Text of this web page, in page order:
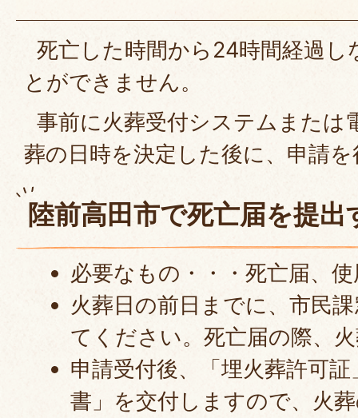
死亡した時間から24時間経過し
とができません。
事前に火葬受付システムまたは
葬の日時を決定した後に、申請
陸前高田市で死亡届を提出
必要なもの・・・死亡届、
火葬日の前日までに、市民
てください。死亡届の際、
申請受付後、「埋火葬許可
書」を交付しますので、火